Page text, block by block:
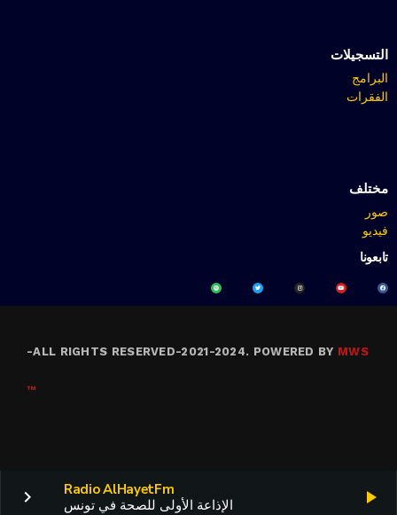
play_arrow
Radio AlHayetFm
الإذاعة الأولى للصحة في تونس
keyboard_arrow_right
التسجيلات
البرامج
الفقرات
مختلف
صور
فيديو
تابعونا
ALL RIGHTS RESERVED-2021-2024. POWERED BY MWS
-
™